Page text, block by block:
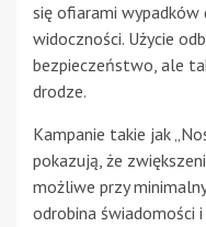
się ofiarami wypadków
widoczności. Użycie
bezpieczeństwo, ale
drodze.
Kampanie takie jak
pokazują, że
możliwe przy
odrobina świadomości